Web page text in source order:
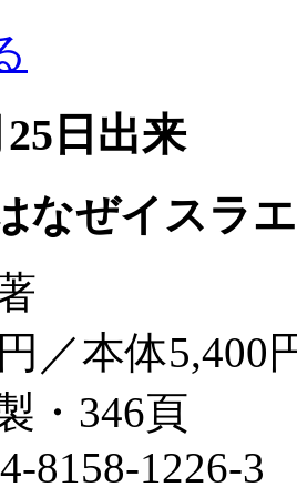
日出来
なぜイスラ
／本体5,400
・346頁
8158-1226-3